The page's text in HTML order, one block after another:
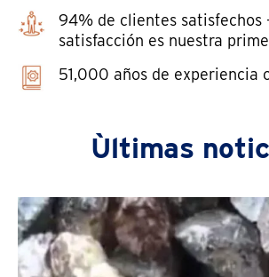
94% de clientes satisfechos
satisfacción es nuestra
51,000 años de experiencia
Ùltimas